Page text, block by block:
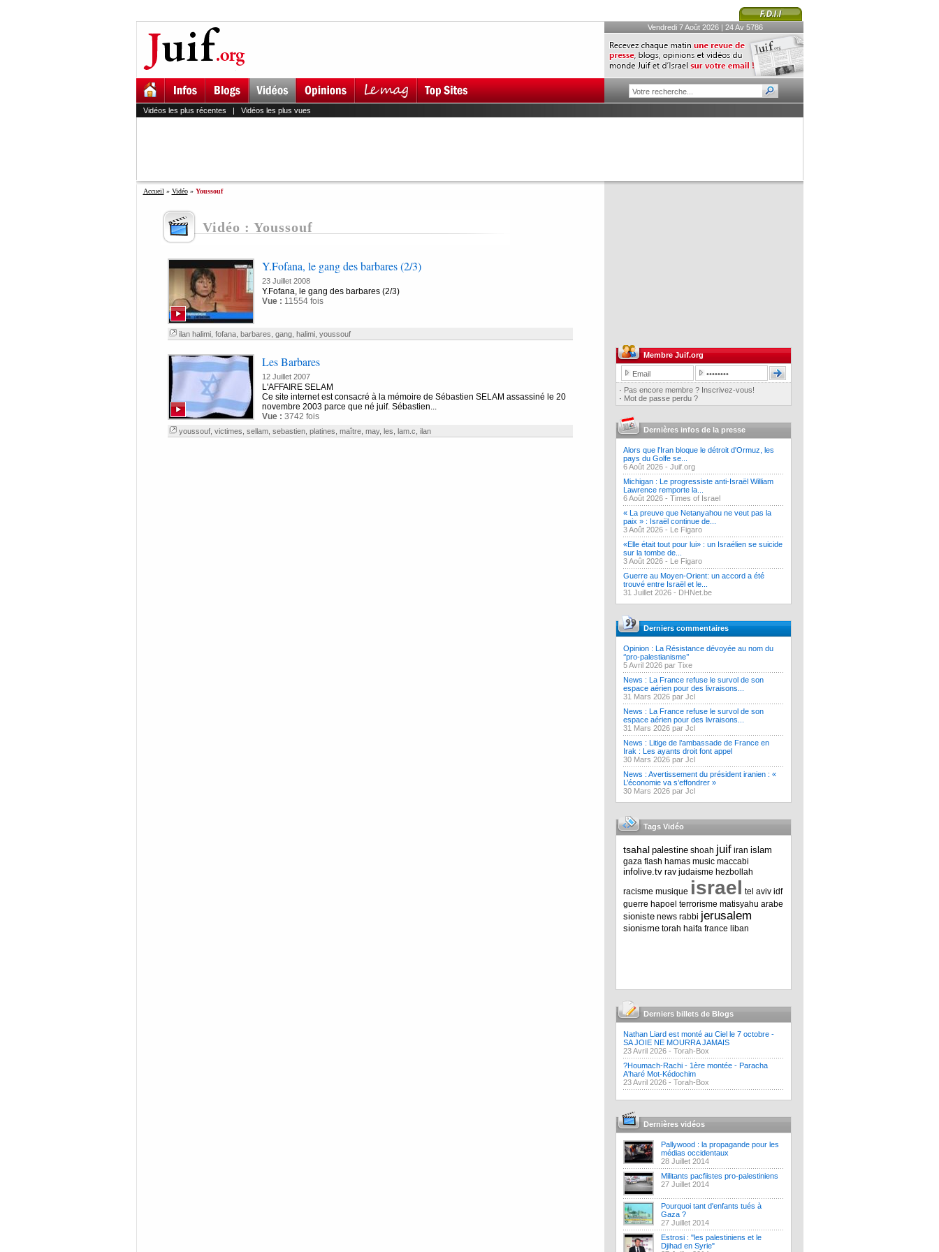
Vendredi 7 Août 2026 | 24 Av 5786
Vidéos les plus récentes | Vidéos les plus vues
Accueil » Vidéo» Youssouf
Vidéo : Youssouf
Y.Fofana, le gang des barbares (2/3)
23 Juillet 2008
Y.Fofana, le gang des barbares (2/3)
Vue : 11554 fois
ilan halimi, fofana, barbares gang, halimi, youssouf
Les Barbares
12 Juillet 2007
L'AFFAIRE SELAM
Ce site internet est consacré à la mémoire de Sébastien SELAM assassiné le 20
novembre 2003 parce que né juif. Sébastien...
Vue : 3742 fois
youssouf, victimes sellam, sebastien, platines maître, may, les lam.c ilan
Membre Juif.org
· Pas encore membre ? Inscrivez-vous!
· Mot de passe perdu ?
Dernières infos de la presse
Alors que l'Iran bloque le détroit d'Ormuz, les
pays du Golfe se...
6 Août 2026 - Juif.org
Michigan : Le progressiste anti-Israël William
Lawrence remporte la...
6 Août 2026 - Times of Israel
« La preuve que Netanyahou ne veut pas la
paix » : Israël continue de...
3 Août 2026 - Le Figaro
«Elle était tout pour lui» : un Israélien se suicide
sur la tombe de...
3 Août 2026 - Le Figaro
Guerre au Moyen-Orient: un accord a été
trouvé entre Israël et le...
31 Juillet 2026 - DHNet.be
Derniers commentaires
Opinion : La Résistance dévoyée au nom du
‘’pro-palestianisme’’
5 Avril 2026 par Tixe
News : La France refuse le survol de son
espace aérien pour des livraisons...
31 Mars 2026 par Jcl
News : La France refuse le survol de son
espace aérien pour des livraisons...
31 Mars 2026 par Jcl
News : Litige de l’ambassade de France en
Irak : Les ayants droit font appel
30 Mars 2026 par Jcl
News : Avertissement du président iranien : «
L’économie va s’effondrer »
30 Mars 2026 par Jcl
Tags Vidéo
tsahal palestine shoah juif iran islam
gaza flash hamas music maccabi
infolive.tv rav judaisme hezbollah
racisme musique israel tel aviv idf
guerre hapoel terrorisme matisyahu arabe
sioniste news rabbi jerusalem
sionisme torah haifa france liban
Derniers billets de Blogs
Nathan Liard est monté au Ciel le 7 octobre -
SA JOIE NE MOURRA JAMAIS
23 Avril 2026 - Torah-Box
?Houmach-Rachi - 1ère montée - Paracha
A'haré Mot-Kédochim
23 Avril 2026 - Torah-Box
Dernières vidéos
Pallywood : la propagande pour les
médias occidentaux
28 Juillet 2014
Militants pacfiistes pro-palestiniens
27 Juillet 2014
Pourquoi tant d'enfants tués à
Gaza ?
27 Juillet 2014
Estrosi : "les palestiniens et le
Djihad en Syrie"